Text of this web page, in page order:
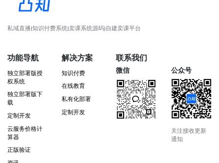
私域直播|知识付费系统|卖课系统源码|自建卖课平台
功能导航
独立部署版授
权系统
独立部署版下
载
定制开发
云服务价格计
算器
正版验证
解决方案
知识付费
在线教育
私有化部署
定制开发
联系我们
微信 公众号
关注接收更新
通知